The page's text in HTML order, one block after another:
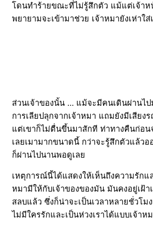
โดนทำร้ายขณะที่ไม่รู้สึกตัว แม้แต่เจ้าห
พยายามจะเข้ามาช่วย เจ้าหมายังเห่าใส่
ส่วนเจ้าของนั้น … แม้จะมีคนเดินผ่านไ
การเลียปลุกจากเจ้าหมา แถมยังมีเสียงร
แต่เขาก็ไม่ตื่นขึ้นมาสักที ท่าทางคืนก่อ
เลยเมามากขนาดนี้ กว่าจะรู้สึกตัวแล้วอ
ก็ผ่านไปนานพอดูเลย
เหตุการณ์นี้ได้แสดงให้เห็นถึงความรักแ
หมามีให้กับเจ้าของของมัน มันคงอยู่เฝ้า
สลบแล้ว ซึ่งก็น่าจะเป็นเวลาหลายชั่วโม
ไม่มีใครรักและเป็นห่วงเราได้แบบเจ้าห